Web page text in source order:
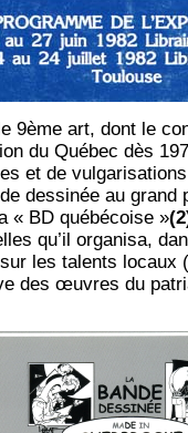
9ème art, dont le
du Québec dès
et de
dessinée au grand
« BD québécoise »
qu’il organisa,
les talents locaux
des œuvres du